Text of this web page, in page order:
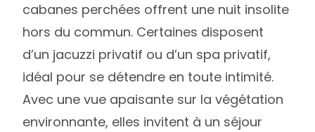
cabanes perchées offrent une nuit insolite
hors du commun. Certaines disposent
d’un jacuzzi privatif ou d’un spa privatif,
idéal pour se détendre en toute intimité.
Avec une vue apaisante sur la végétation
environnante, elles invitent à un séjour